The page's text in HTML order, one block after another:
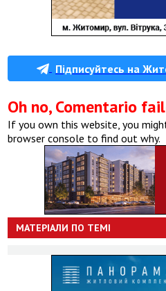
Підписуйтесь на
Oh no, Comentario
If you own this website, you
browser console to find out why.
МАТЕРІАЛИ ПО ТЕМІ